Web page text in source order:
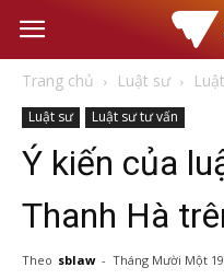
Văn
Luật
Trang chủ Luật sư
Luật sư Luật sư tư vấn
Ý kiến của
Thanh Hà
Theo sblaw - Tháng Mười Một